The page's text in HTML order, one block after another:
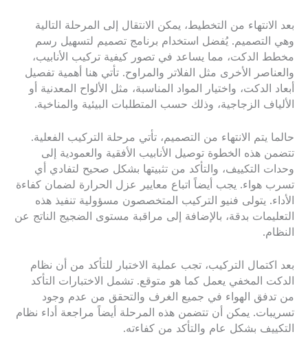
بعد الانتهاء من التخطيط، يمكن الانتقال إلى المرحلة التالية
وهي التصميم. يُفضل استخدام برنامج تصميم لتسهيل رسم
مخطط الدكت، مما يساعد في تصور كيفية تركيب الأنابيب،
والعناصر الأخرى مثل الفلاتر والمراوح. تأتي هنا أهمية تفصيل
أبعاد الدكت، واختيار المواد المناسبة، مثل الألواح المعدنية أو
الألياف الزجاجية، وذلك حسب المتطلبات البيئية والمناخية.
حالما يتم الانتهاء من التصميم، تأتي مرحلة التركيب الفعلية.
تتضمن هذه الخطوة توصيل الأنابيب الأفقية والعمودية إلى
وحدات التكييف، والتأكد من تثبيتها بشكل صحيح لتفادي أي
تسرب هواء. يجب أيضاً اتباع معايير عزل الحرارة لضمان كفاءة
الأداء. يتولى فنيو التركيب المتخصصون مسؤولية تنفيذ هذه
التعليمات بدقة، بالإضافة إلى مراقبة مستوى الضجيج الناتج عن
النظام.
بعد اكتمال التركيب، تجب عملية الاختبار للتأكد من أن نظام
الدكت المخفي يعمل كما هو متوقع. تشمل الاختبارات التأكد
من تدفق الهواء في جميع الغرف والتحقق من عدم وجود
تسريبات. يمكن أن تتضمن هذه المرحلة أيضاً مراجعة أداء نظام
التكييف بشكل عام والتأكد من كفاءته.